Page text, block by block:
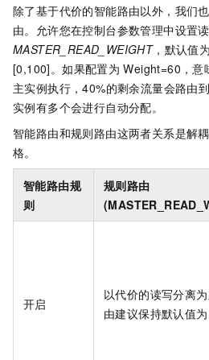
除了基于代价的智能路由以外，我们
由。允许您在控制台参数管理中设置
MASTER_READ_WEIGHT，默认值为
[0,100]。如果配置为 Weight=60，意
主实例执行，40%的剩余流量会路由
实例有多个会进行自动分配。
智能路由和规则路由这两者关系是解
格。
智能路由规
则
规则路由
开启
以代价的读写分离
由建议保持默认值为